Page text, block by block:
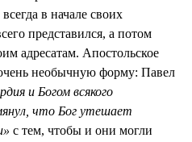
в начале своих
представился, а потом
адресатам. Апостольское
необычную форму: Павел
и Богом всякого
что Бог утешает
с тем, чтобы и они могли